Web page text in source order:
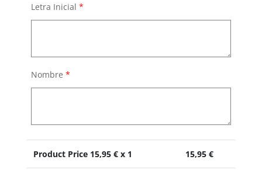
Letra Inicial *
Nombre *
Product Price 15,95€ x 1 15,95€